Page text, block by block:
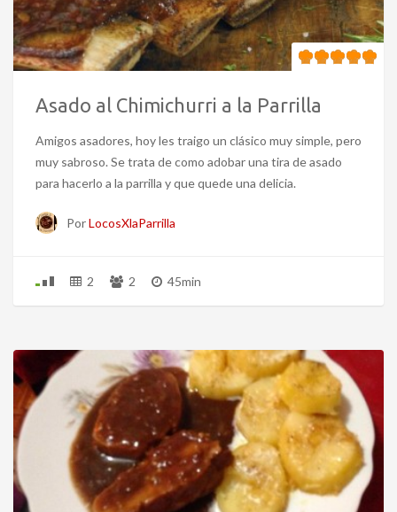
Asado al Chimichurri a la Parrilla
Amigos asadores, hoy les traigo un clásico muy simple, pero
muy sabroso. Se trata de como adobar una tira de asado
para hacerlo a la parrilla y que quede una delicia.
PorLocosXlaParrilla
2 2 45min